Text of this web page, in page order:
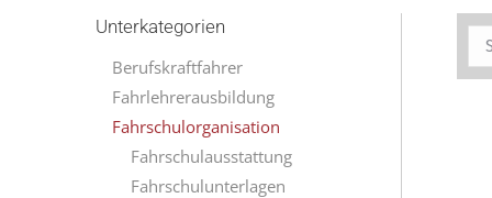
Unterkategorien
Berufskraftfahrer
Fahrlehrerausbildung
Fahrschulorganisation
Fahrschulausstattung
Fahrschulunterlagen